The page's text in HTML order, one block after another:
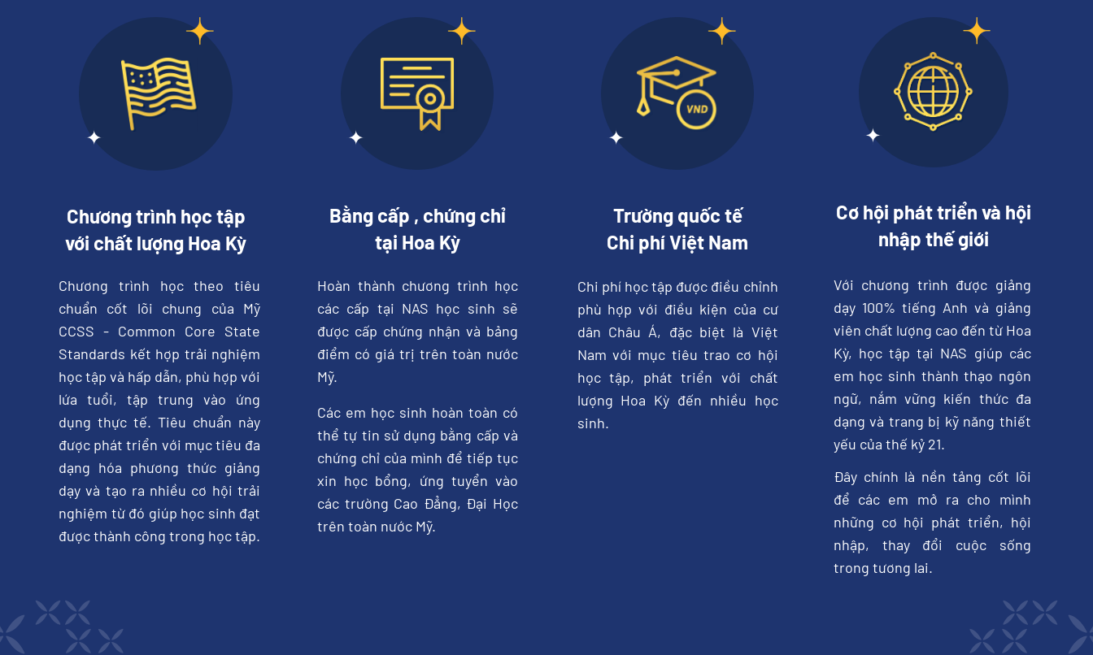
Chương trình học tập
với chất lượng Hoa Kỳ
Chương trình học theo tiêu
chuẩn cốt lõi chung của Mỹ
CCSS - Common Core State
Standards kết hợp trải nghiệm
học tập và hấp dẫn, phù hợp với
lứa tuổi, tập trung vào ứng
dụng thực tế. Tiêu chuẩn này
được phát triển với mục tiêu đa
dạng hóa phương thức giảng
dạy và tạo ra nhiều cơ hội trải
nghiệm từ đó giúp học sinh đạt
được thành công trong học tập.
Bằng cấp , chứng chỉ
tại Hoa Kỳ
Hoàn thành chương trình học
các cấp tại NAS học sinh sẽ
được cấp chứng nhận và bảng
điểm có giá trị trên toàn nước
Mỹ.
Các em học sinh hoàn toàn có
thể tự tin sử dụng bằng cấp và
chứng chỉ của mình để tiếp tục
xin học bổng, ứng tuyển vào
các trường Cao Đẳng, Đại Học
trên toàn nước Mỹ.
Trường quốc tế
Chi phí Việt Nam
Chi phí học tập được điều chỉnh
phù hợp với điều kiện của cư
dân Châu Á, đặc biệt là Việt
Nam với mục tiêu trao cơ hội
học tập, phát triển với chất
lượng Hoa Kỳ đến nhiều học
sinh.
Cơ hội phát triển và hội
nhập thế giới
Với chương trình được giảng
dạy 100% tiếng Anh và giảng
viên chất lượng cao đến từ Hoa
Kỳ, học tập tại NAS giúp các
em học sinh thành thạo ngôn
ngữ, nắm vững kiến thức đa
dạng và trang bị kỹ năng thiết
yếu của thế kỷ 21.
Đây chính là nền tảng cốt lõi
để các em mở ra cho mình
những cơ hội phát triển, hội
nhập, thay đổi cuộc sống
trong tương lai.